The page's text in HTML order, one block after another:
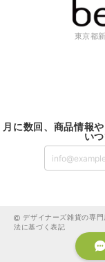
東京都
月に数回、商品情報
い
デザイナーズ雑貨の専
法に基づく表記